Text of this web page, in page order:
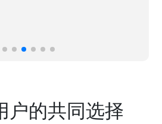
户的共同选择